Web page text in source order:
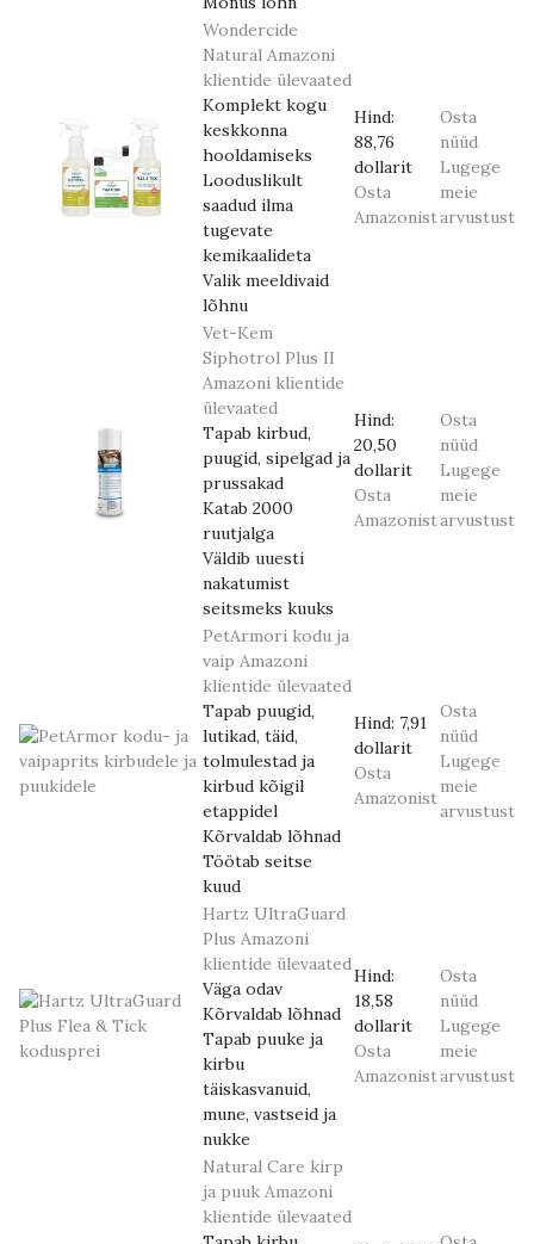
Wondercide
Natural Amazoni
klientide ülevaated
Komplekt kogu
keskkonna
hooldamiseks
Looduslikult
saadud ilma
tugevate
kemikaalideta
Valik meeldivaid
lõhnu
Hind:
88,76
dollarit
Osta
Amazonist
Osta
nüüd
Lugege
meie
arvustust
Vet-Kem
Siphotrol Plus II
Amazoni klientide
ülevaated
Tapab kirbud,
puugid, sipelgad ja
prussakad
Katab 2000
ruutjalga
Väldib uuesti
nakatumist
seitsmeks kuuks
Hind:
20,50
dollarit
Osta
Amazonist
Osta
nüüd
Lugege
meie
arvustust
PetArmori kodu ja
vaip Amazoni
klientide ülevaated
Tapab puugid,
lutikad, täid,
tolmulestad ja
kirbud kõigil
etappidel
Kõrvaldab lõhnad
Töötab seitse
kuud
Hind: 7,91
dollarit
Osta
Amazonist
Osta
nüüd
Lugege
meie
arvustust
Hartz UltraGuard
Plus Amazoni
klientide ülevaated
Väga odav
Kõrvaldab lõhnad
Tapab puuke ja
kirbu
täiskasvanuid,
mune, vastseid ja
nukke
Hind:
18,58
dollarit
Osta
Amazonist
Osta
nüüd
Lugege
meie
arvustust
Natural Care kirp
ja puuk Amazoni
klientide ülevaated